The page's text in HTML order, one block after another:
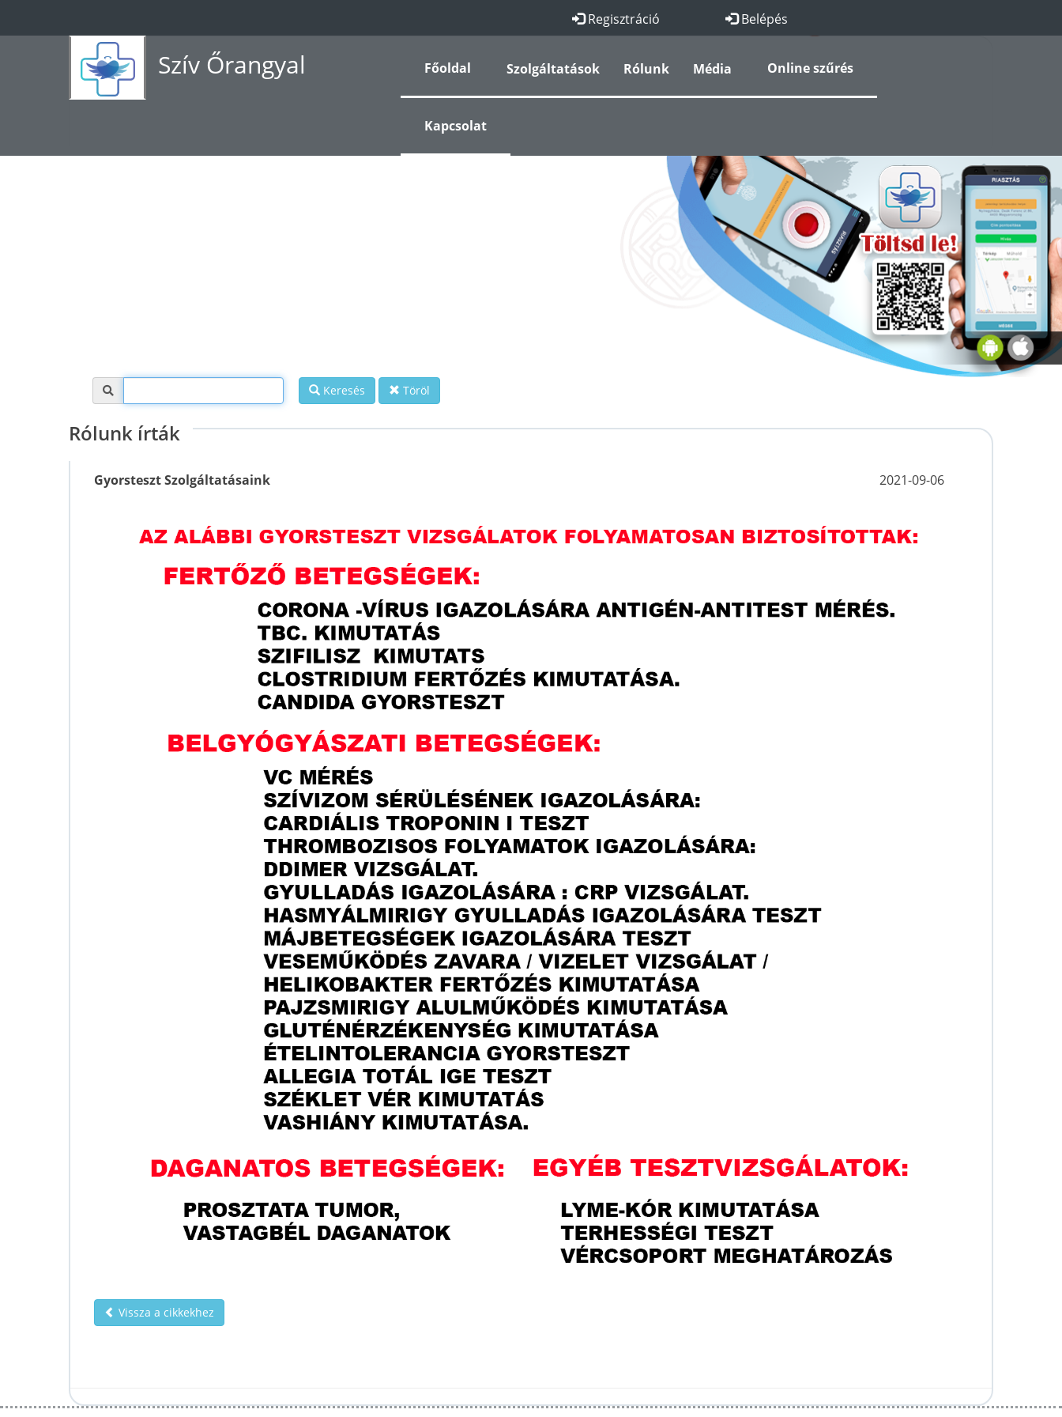
Belépés
Regisztráció
Szív Őrangyal Főoldal Szolgáltatások Rólunk Média Online szűrés
Kapcsolat
Keresés Töröl
Rólunk írták
Gyorsteszt Szolgáltatásaink 2021-09-06
Vissza a cikkekhez